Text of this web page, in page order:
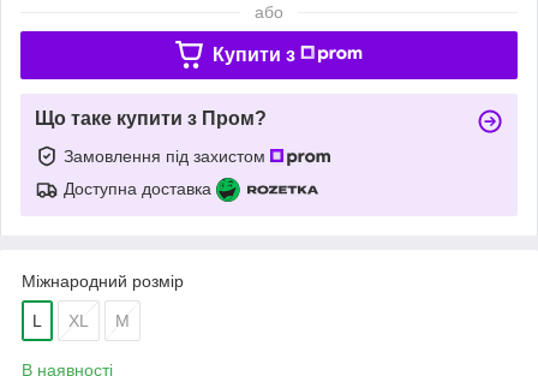
або
Купити з
Що таке купити з Пром?
Замовлення під захистом
Доступна доставка
Міжнародний розмір
L XL M
В наявності